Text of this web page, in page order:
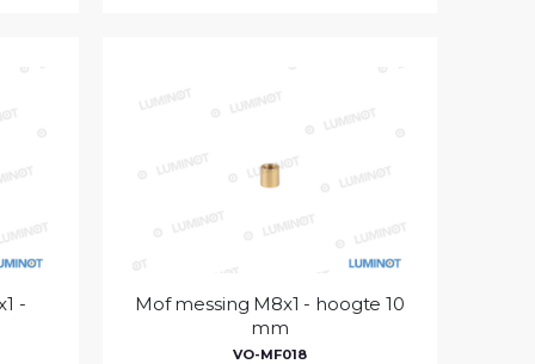
-
Mof messing M8x1 - hoogte 10
mm
VO-MF018